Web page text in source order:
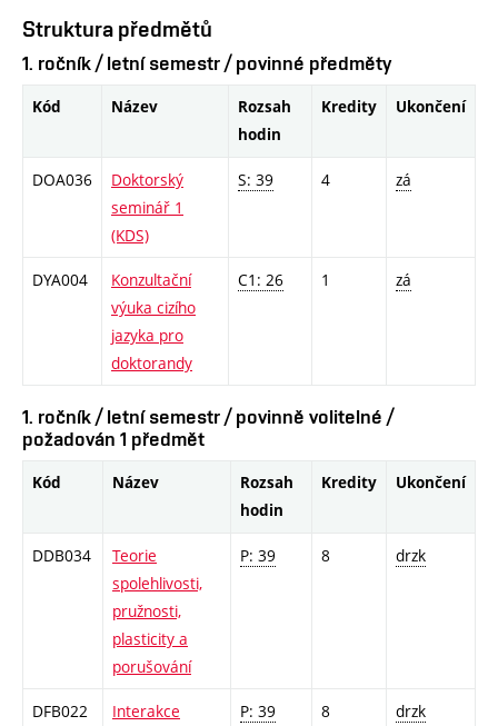
Struktura předmětů
1. ročník / letní semestr / povinné předměty
Kód Název
Rozsah
hodin
Kredity Ukončení
DOA036
Doktorský
seminář 1
(KDS)
S: 39 4 zá
DYA004
Konzultační
výuka cizího
jazyka pro
doktorandy
C1: 26 1 zá
1. ročník / letní semestr / povinně volitelné /
požadován 1 předmět
Kód Název
Rozsah
hodin
Kredity Ukončení
DDB034
Teorie
spolehlivosti,
pružnosti,
plasticity a
porušování
P: 39 8 drzk
DFB022
Interakce
P: 39 8 drzk